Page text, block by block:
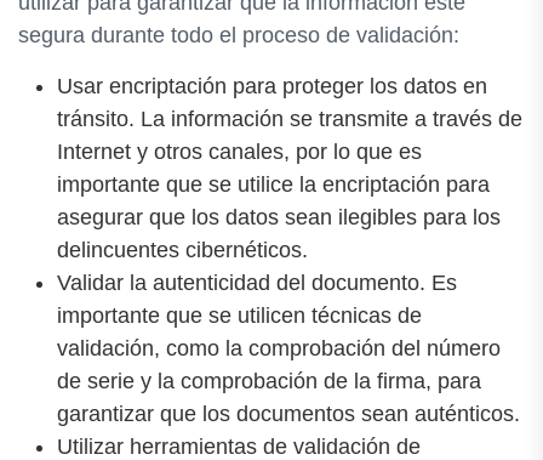
segura durante todo el proceso de validación:
Usar encriptación para proteger los datos en
tránsito. La información se transmite a través de
Internet y otros canales, por lo que es
importante que se utilice la encriptación para
asegurar que los datos sean ilegibles para los
delincuentes cibernéticos.
Validar la autenticidad del documento. Es
importante que se utilicen técnicas de
validación, como la comprobación del número
de serie y la comprobación de la firma, para
garantizar que los documentos sean auténticos.
Utilizar herramientas de validación de